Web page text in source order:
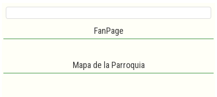
FanPage
Mapa de la Parroquia